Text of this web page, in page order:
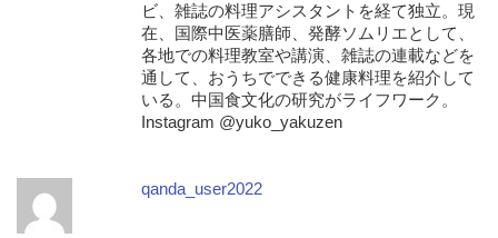
ビ、雑誌の料理アシスタントを経て独立。現
在、国際中医薬膳師、発酵ソムリエとして、
各地での料理教室や講演、雑誌の連載などを
通して、おうちでできる健康料理を紹介して
いる。中国食文化の研究がライフワーク。
Instagram @yuko_yakuzen
qanda_user2022